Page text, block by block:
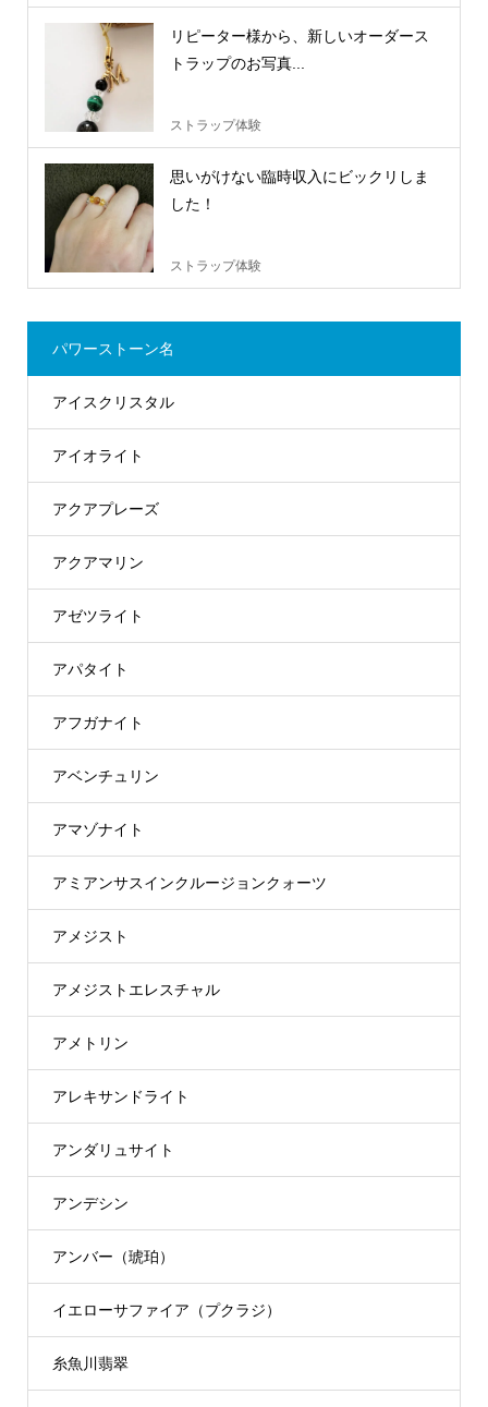
リピーター様から、新しいオーダース
トラップのお写真...
ストラップ体験
思いがけない臨時収入にビックリしま
した！
ストラップ体験
パワーストーン名
アイスクリスタル
アイオライト
アクアプレーズ
アクアマリン
アゼツライト
アパタイト
アフガナイト
アベンチュリン
アマゾナイト
アミアンサスインクルージョンクォーツ
アメジスト
アメジストエレスチャル
アメトリン
アレキサンドライト
アンダリュサイト
アンデシン
アンバー（琥珀）
イエローサファイア（プクラジ）
糸魚川翡翠